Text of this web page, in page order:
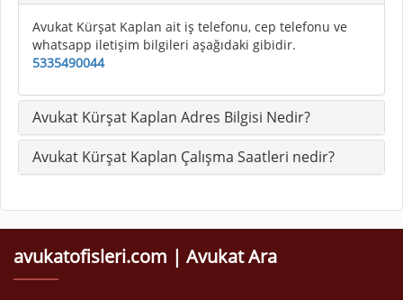
Avukat Kürşat Kaplan ait iş telefonu, cep telefonu ve
whatsapp iletişim bilgileri aşağıdaki gibidir.
5335490044
Avukat Kürşat Kaplan Adres Bilgisi Nedir?
Avukat Kürşat Kaplan Çalışma Saatleri nedir?
avukatofisleri.com | Avukat Ara